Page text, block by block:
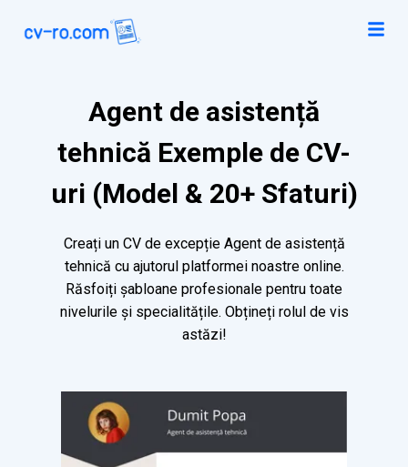
Agent de asistență
tehnică Exemple de CV-
uri (Model & 20+ Sfaturi)
Creați un CV de excepție Agent de asistență
tehnică cu ajutorul platformei noastre online.
Răsfoiți șabloane profesionale pentru toate
nivelurile și specialitățile. Obțineți rolul de vis
astăzi!